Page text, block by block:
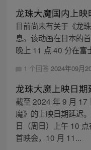
龙珠大魔国内上映
目前尚未有关于《龙
息。该动画在日本的
晚上 11 点 40 分在富
1 个回答 2024年09月
龙珠大魔上映日期
截至 2024 年 9 月 17
魔》的上映日期延迟
日（周日）上午 10
首映会，10 月 11...